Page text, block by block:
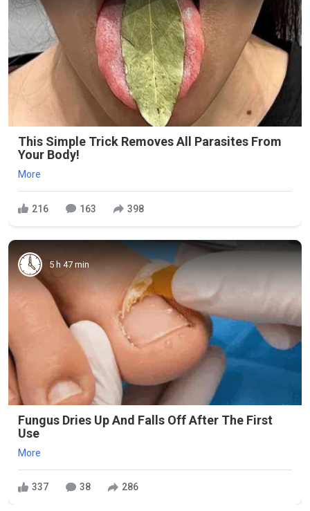
This Simple Trick Removes All Parasites From
Your Body!
More
216 163 398
5 h 47 min
Fungus Dries Up And Falls Off After The First
Use
More
337 38 286